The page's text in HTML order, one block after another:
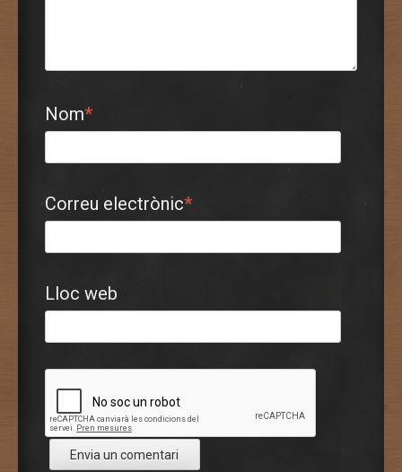
Nom*
Correu electrònic*
Lloc web